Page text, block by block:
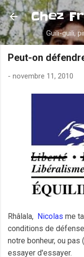
Chez
Guili-guili,
Peut-on
- novembre 11, 2010
Rhâlala, Nicolas me
conditions de
notre bonheur, ou
essayer d'essayer.